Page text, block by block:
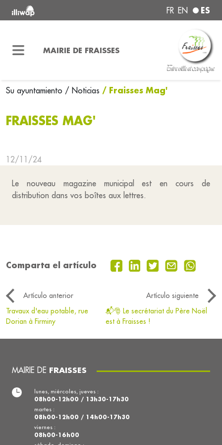
FR EN ES
MAIRIE DE FRAISSES
Su ayuntamiento / Noticias / Fraisses Mag'
FRAISSES MAG'
12/11/24
Le nouveau magazine municipal est en cours de
distribution dans vos boîtes aux lettres.
Comparta el artículo
Artículo anterior
Artículo siguiente
Travaux d'eau potable, rue
Dorian à Firminy
📬🎅 Le secrétariat du Père Noël
est à Fraisses !
MAIRIE DE FRAISSES
lunes, miércoles, jueves :
08h00-12h00 / 13h30-17h30
martes :
08h00-12h00 / 14h00-17h30
viernes :
08h00-16h00